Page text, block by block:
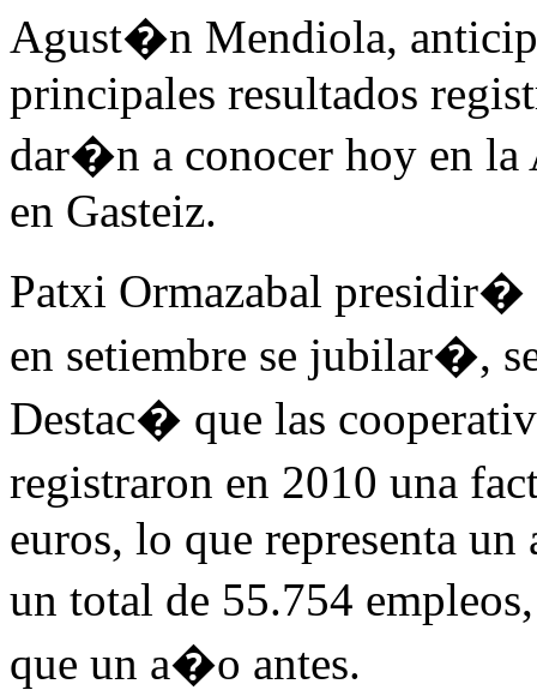
Agust�n Mendiola,
principales resultados
dar�n a conocer hoy en la
en Gasteiz.
Patxi Ormazabal presidir�
en setiembre se jubilar�,
Destac� que las
registraron en 2010 una
euros, lo que representa
un total de 55.754
que un a�o antes.